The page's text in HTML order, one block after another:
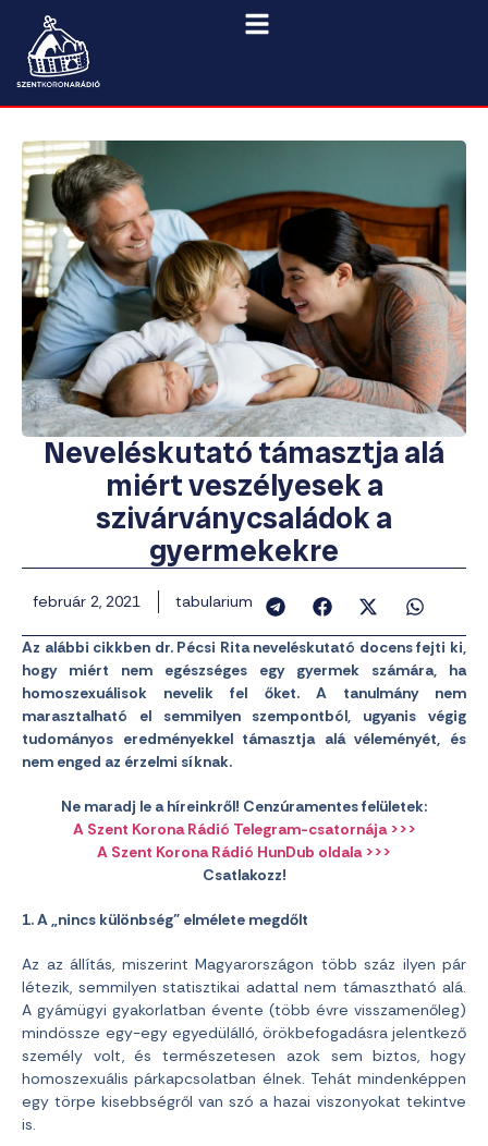
Neveléskutató támasztja alá
miért veszélyesek a
szivárványcsaládok a
gyermekekre
február 2, 2021 tabularium
Az alábbi cikkben dr. Pécsi Rita neveléskutató docens fejti ki,
hogy miért nem egészséges egy gyermek számára, ha
homoszexuálisok nevelik fel őket. A tanulmány nem
marasztalható el semmilyen szempontból, ugyanis végig
tudományos eredményekkel támasztja alá véleményét, és
nem enged az érzelmi síknak.
Ne maradj le a híreinkről! Cenzúramentes felületek:
A Szent Korona Rádió Telegram-csatornája >>>
A Szent Korona Rádió HunDub oldala >>>
Csatlakozz!
1. A „nincs különbség” elmélete megdőlt
Az az állítás, miszerint Magyarországon több száz ilyen pár
létezik, semmilyen statisztikai adattal nem támasztható alá.
A gyámügyi gyakorlatban évente (több évre visszamenőleg)
mindössze egy-egy egyedülálló, örökbefogadásra jelentkező
személy volt, és természetesen azok sem biztos, hogy
homoszexuális párkapcsolatban élnek. Tehát mindenképpen
egy törpe kisebbségről van szó a hazai viszonyokat tekintve
is.